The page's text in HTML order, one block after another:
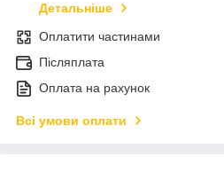
Детальніше
Оплатити частинами
Післяплата
Оплата на рахунок
Всі умови оплати